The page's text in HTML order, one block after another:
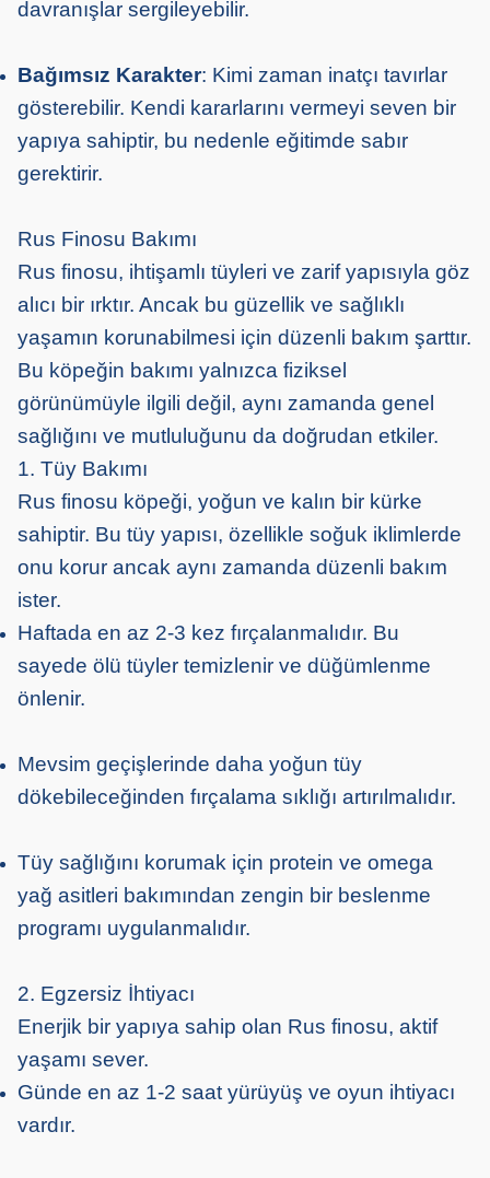
davranışlar sergileyebilir.
Bağımsız Karakter: Kimi zaman inatçı tavırlar
gösterebilir. Kendi kararlarını vermeyi seven bir
yapıya sahiptir, bu nedenle eğitimde sabır
gerektirir.
Rus Finosu Bakımı
Rus finosu, ihtişamlı tüyleri ve zarif yapısıyla göz
alıcı bir ırktır. Ancak bu güzellik ve sağlıklı
yaşamın korunabilmesi için düzenli bakım şarttır.
Bu köpeğin bakımı yalnızca fiziksel
görünümüyle ilgili değil, aynı zamanda genel
sağlığını ve mutluluğunu da doğrudan etkiler.
1. Tüy Bakımı
Rus finosu köpeği, yoğun ve kalın bir kürke
sahiptir. Bu tüy yapısı, özellikle soğuk iklimlerde
onu korur ancak aynı zamanda düzenli bakım
ister.
Haftada en az 2-3 kez fırçalanmalıdır. Bu
sayede ölü tüyler temizlenir ve düğümlenme
önlenir.
Mevsim geçişlerinde daha yoğun tüy
dökebileceğinden fırçalama sıklığı artırılmalıdır.
Tüy sağlığını korumak için protein ve omega
yağ asitleri bakımından zengin bir beslenme
programı uygulanmalıdır.
2. Egzersiz İhtiyacı
Enerjik bir yapıya sahip olan Rus finosu, aktif
yaşamı sever.
Günde en az 1-2 saat yürüyüş ve oyun ihtiyacı
vardır.